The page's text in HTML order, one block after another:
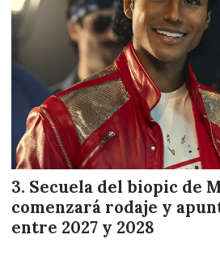
Secuela del biopic de
comenzará rodaje y
entre 2027 y 2028